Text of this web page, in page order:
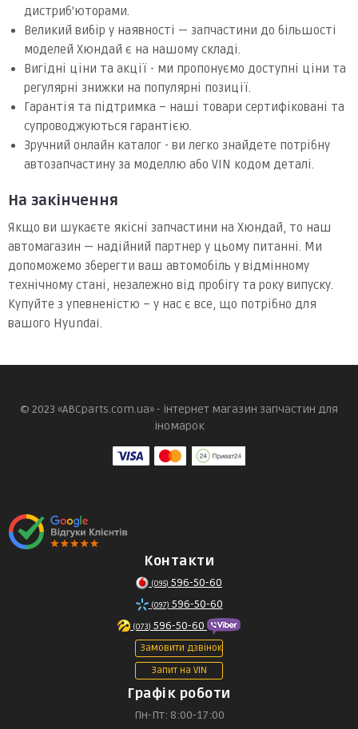
дистриб'юторами.
Великий вибір у наявності — запчастини до більшості
моделей Хюндай є на нашому складі.
Вигідні ціни та акції - ми пропонуємо доступні ціни та
регулярні знижки на популярні позиції.
Гарантія та підтримка – наші товари сертифіковані та
супроводжуються гарантією.
Зручний онлайн каталог - ви легко знайдете потрібну
автозапчастину за моделлю або VIN кодом деталі.
На закінчення
Якщо ви шукаєте якісні запчастини на Хюндай, то наш
автомагазин — надійний партнер у цьому питанні. Ми
допоможемо зберегти ваш автомобіль у відмінному
технічному стані, незалежно від пробігу та року випуску.
Купуйте з упевненістю – у нас є все, що потрібно для
вашого Hyundai.
© 2023 «ABCparts.com.ua» - інтернет магазин запчастин для
іномарок
Контакти
(095) 596-50-60
(097) 596-50-60
(073) 596-50-60
Замовити дзвінок
Запит на VIN
Графік роботи
Пн-Пт: 8:00-17:00